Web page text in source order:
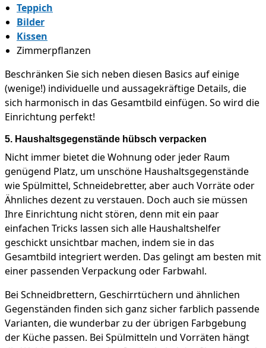
Teppich
Bilder
Kissen
Zimmerpflanzen
Beschränken Sie sich neben diesen Basics auf einige
(wenige!) individuelle und aussagekräftige Details, die
sich harmonisch in das Gesamtbild einfügen. So wird die
Einrichtung perfekt!
5. Haushaltsgegenstände hübsch verpacken
Nicht immer bietet die Wohnung oder jeder Raum
genügend Platz, um unschöne Haushaltsgegenstände
wie Spülmittel, Schneidebretter, aber auch Vorräte oder
Ähnliches dezent zu verstauen. Doch auch sie müssen
Ihre Einrichtung nicht stören, denn mit ein paar
einfachen Tricks lassen sich alle Haushaltshelfer
geschickt unsichtbar machen, indem sie in das
Gesamtbild integriert werden. Das gelingt am besten mit
einer passenden Verpackung oder Farbwahl.
Bei Schneidbrettern, Geschirrtüchern und ähnlichen
Gegenständen finden sich ganz sicher farblich passende
Varianten, die wunderbar zu der übrigen Farbgebung
der Küche passen. Bei Spülmitteln und Vorräten hängt